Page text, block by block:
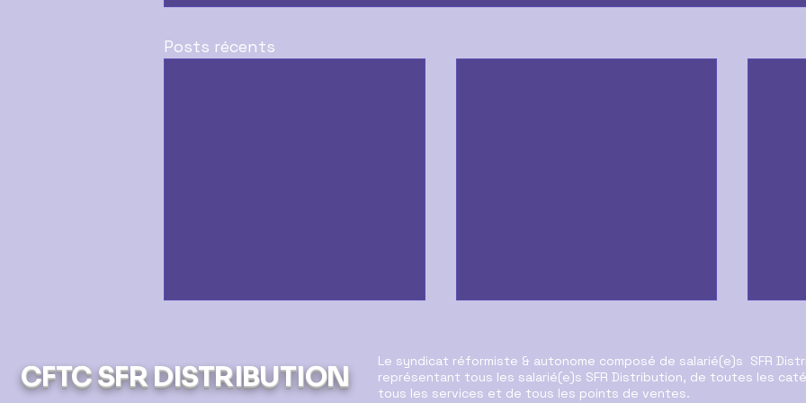
Posts récents
CFTC SFR DISTRIBUTION
Le syndicat réformiste & autonome composé de salarié(e)s SFR
représentant tous les salarié(e)s SFR Distribution, de toutes les
tous les services et de tous les points de ventes.